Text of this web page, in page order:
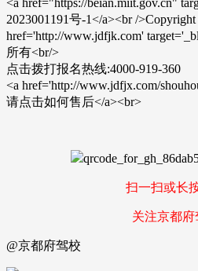
<a href="https://beian.miit.gov.cn"
2023001191号-1</a><br /
href='http://www.jdfjk.com'
所有<br/>
点击拨打报名热线:4000-919-360
<a href='http://www.jdfjx.com/
请点击如何售后</a><br>
扫一扫或长
关注京都府
@京都府驾校